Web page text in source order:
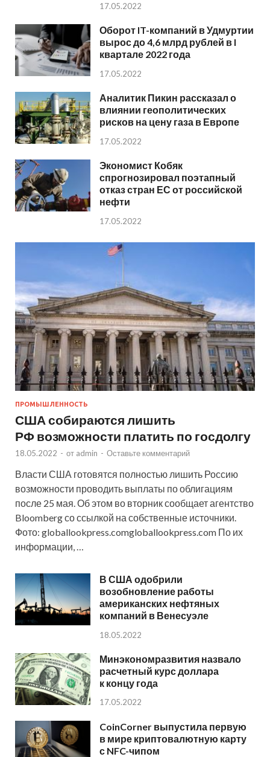
17.05.2022
Оборот IT-компаний в Удмуртии
вырос до 4,6 млрд рублей в I
квартале 2022 года
17.05.2022
Аналитик Пикин рассказал о
влиянии геополитических
рисков на цену газа в Европе
17.05.2022
Экономист Кобяк
спрогнозировал поэтапный
отказ стран ЕС от российской
нефти
17.05.2022
ПРОМЫШЛЕННОСТЬ
США собираются лишить
РФ возможности платить по госдолгу
18.05.2022 - от admin - Оставьте комментарий
Власти США готовятся полностью лишить Россию
возможности проводить выплаты по облигациям
после 25 мая. Об этом во вторник сообщает агентство
Bloomberg со ссылкой на собственные источники.
Фото: globallookpress.comgloballookpress.com По их
информации, …
В США одобрили
возобновление работы
американских нефтяных
компаний в Венесуэле
18.05.2022
Минэкономразвития назвало
расчетный курс доллара
к концу года
17.05.2022
CoinCorner выпустила первую
в мире криптовалютную карту
с NFC-чипом